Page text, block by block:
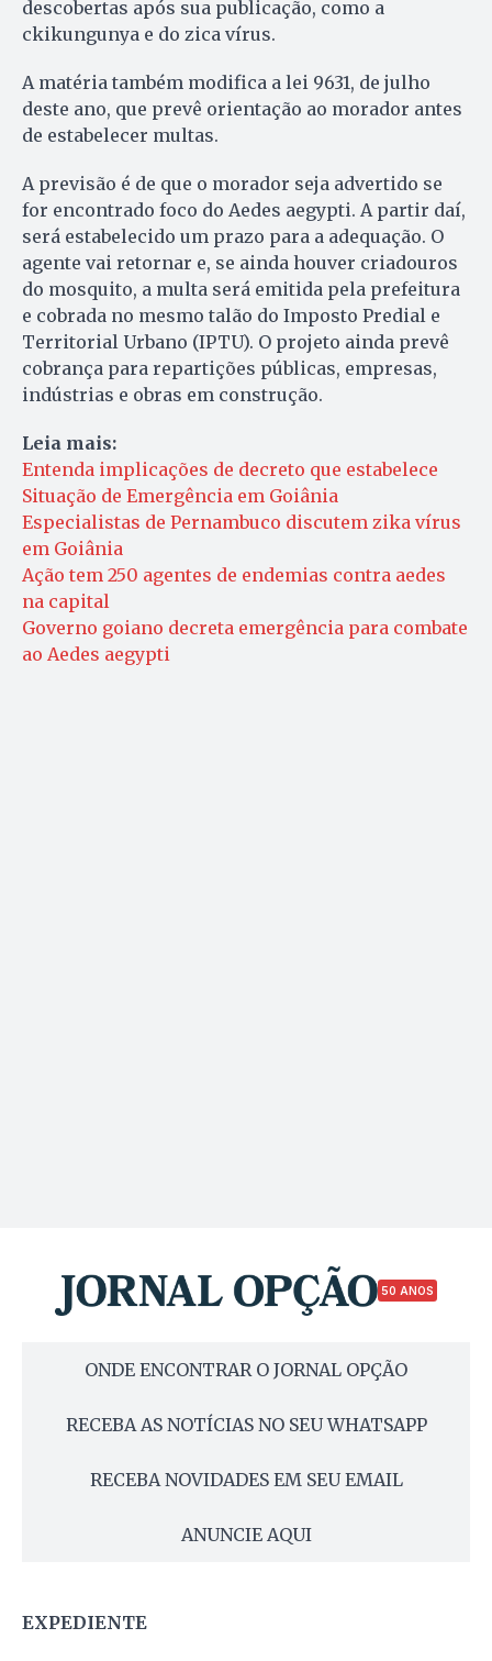
descobertas após sua publicação, como a
ckikungunya e do zica vírus.
A matéria também modifica a lei 9631, de julho
deste ano, que prevê orientação ao morador antes
de estabelecer multas.
A previsão é de que o morador seja advertido se
for encontrado foco do Aedes aegypti. A partir daí,
será estabelecido um prazo para a adequação. O
agente vai retornar e, se ainda houver criadouros
do mosquito, a multa será emitida pela prefeitura
e cobrada no mesmo talão do Imposto Predial e
Territorial Urbano (IPTU). O projeto ainda prevê
cobrança para repartições públicas, empresas,
indústrias e obras em construção.
Leia mais:
Entenda implicações de decreto que estabelece
Situação de Emergência em Goiânia
Especialistas de Pernambuco discutem zika vírus
em Goiânia
Ação tem 250 agentes de endemias contra aedes
na capital
Governo goiano decreta emergência para combate
ao Aedes aegypti
50 ANOS
ONDE ENCONTRAR O JORNAL OPÇÃO
RECEBA AS NOTÍCIAS NO SEU WHATSAPP
RECEBA NOVIDADES EM SEU EMAIL
ANUNCIE AQUI
EXPEDIENTE